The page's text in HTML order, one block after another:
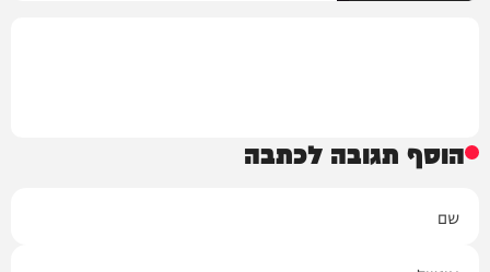
הוסף תגובה לכתבה